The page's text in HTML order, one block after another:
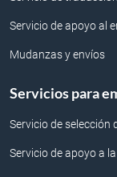
Servicio de apoyo al
Mudanzas y envíos
Servicios para
Servicio de selección
Servicio de apoyo a